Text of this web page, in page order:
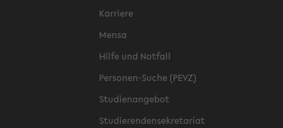
Karriere
Mensa
Hilfe und Notfall
Personen-Suche (PEVZ)
Studienangebot
Studierendensekretariat